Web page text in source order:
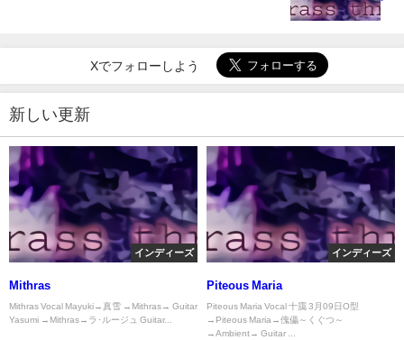
Xでフォローしよう
新しい更新
インディーズ
Mithras
Mithras Vocal Mayuki→真雪 →Mithras→ Guitar
Yasumi →Mithras→ラ･ルージュ Guitar...
インディーズ
Piteous Maria
Piteous Maria Vocal 十靄 3月09日O型
→Piteous Maria→傀儡～くぐつ～
→Ambient→ Guitar ...